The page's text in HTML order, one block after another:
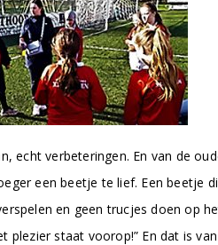
echt verbeteringen. En van de
een beetje te lief. Een beetje
en geen trucjes doen op
staat voorop!” En dat is